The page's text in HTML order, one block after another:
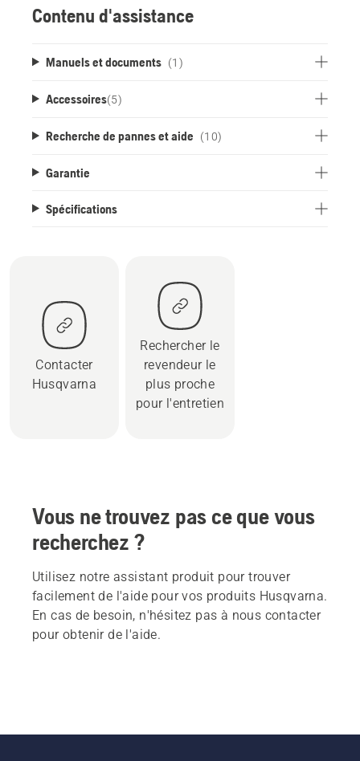
Contenu d'assistance
Manuels et documents (1)
Accessoires(5)
Recherche de pannes et aide (10)
Garantie
Spécifications
Contacter
Husqvarna
Rechercher le
revendeur le
plus proche
pour l'entretien
Vous ne trouvez pas ce que vous
recherchez ?
Utilisez notre assistant produit pour trouver
facilement de l'aide pour vos produits Husqvarna.
En cas de besoin, n'hésitez pas à nous contacter
pour obtenir de l'aide.